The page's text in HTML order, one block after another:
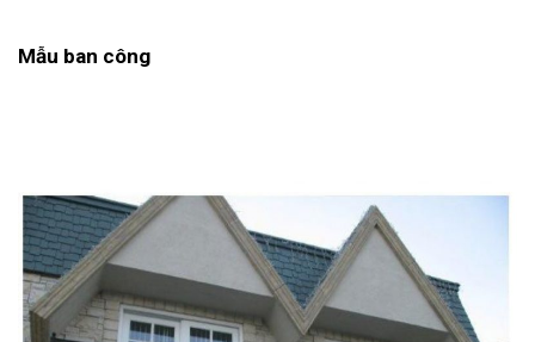
Mẫu ban công